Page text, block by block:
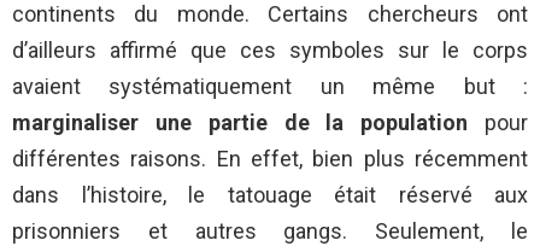
continents du monde. Certains chercheurs ont
d’ailleurs affirmé que ces symboles sur le corps
avaient systématiquement un même but :
marginaliser une partie de la population pour
différentes raisons. En effet, bien plus récemment
dans l’histoire, le tatouage était réservé aux
prisonniers et autres gangs. Seulement, le